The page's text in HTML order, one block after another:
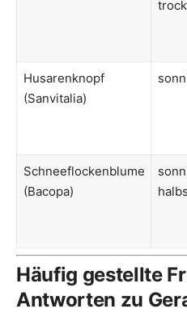
Husarenknopf
(Sanvitalia)
Schneeflockenblume
(Bacopa)
Häufig gestellte
Antworten zu